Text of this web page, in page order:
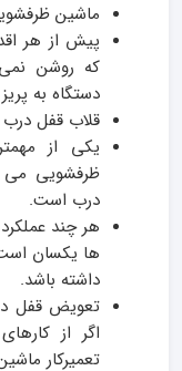
ماشین
پیش از هر
که روشن
دستگاه به
قلاب قفل
یکی از
ظرفشویی می­
درب است.
هر چند
ها یکسان
داشته باشد.
تعویض قفل
اگر از
تعمیرکار